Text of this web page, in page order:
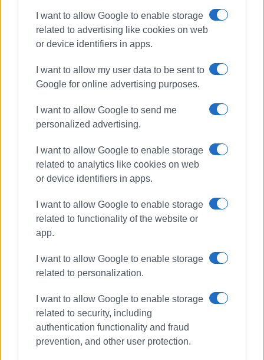
I want to allow Google to enable storage
related to advertising like cookies on web
or device identifiers in apps.
I want to allow my user data to be sent to
Google for online advertising purposes.
I want to allow Google to send me
personalized advertising.
I want to allow Google to enable storage
related to analytics like cookies on web
or device identifiers in apps.
I want to allow Google to enable storage
related to functionality of the website or
app.
I want to allow Google to enable storage
related to personalization.
I want to allow Google to enable storage
related to security, including
authentication functionality and fraud
prevention, and other user protection.
Ακολουθήστε το enimerosi στοFacebook
Συνδρομητές στο e-paper